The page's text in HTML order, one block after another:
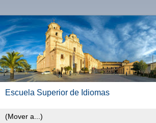
Escuela Superior de Idiomas